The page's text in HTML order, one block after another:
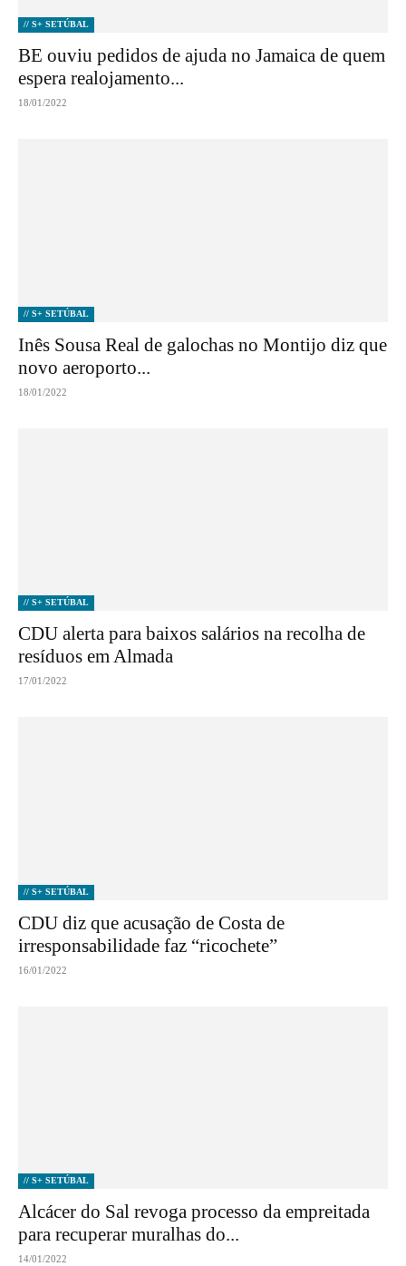
// S+ SETÚBAL
BE ouviu pedidos de ajuda no Jamaica de quem
espera realojamento...
18/01/2022
// S+ SETÚBAL
Inês Sousa Real de galochas no Montijo diz que
novo aeroporto...
18/01/2022
// S+ SETÚBAL
CDU alerta para baixos salários na recolha de
resíduos em Almada
17/01/2022
// S+ SETÚBAL
CDU diz que acusação de Costa de
irresponsabilidade faz “ricochete”
16/01/2022
// S+ SETÚBAL
Alcácer do Sal revoga processo da empreitada
para recuperar muralhas do...
14/01/2022